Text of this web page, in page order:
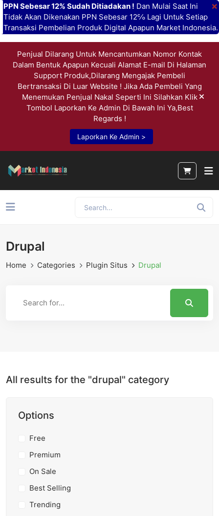
×
PPN Sebesar 12% Sudah Ditiadakan ! Dan Mulai Saat Ini
Tidak Akan Dikenakan PPN Sebesar 12℅ Lagi Untuk Setiap
Transaksi Pembelian Produk Digital Apapun Market Indonesia.
Penjual Dilarang Untuk Mencantumkan Nomor Kontak
Dalam Bentuk Apapun Kecuali Alamat E-mail Di Halaman
Support Produk,Dilarang Mengajak Pembeli
Bertransaksi Di Luar Website ! Jika Ada Pembeli Yang
Menemukan Penjual Nakal Seperti Ini Silahkan Klik
Tombol Laporkan Ke Admin Di Bawah Ini Ya,Best
Regards !
Laporkan Ke Admin >
Drupal
Home Categories Plugin Situs Drupal
All results for the "drupal" category
Options
Free
Premium
On Sale
Best Selling
Trending